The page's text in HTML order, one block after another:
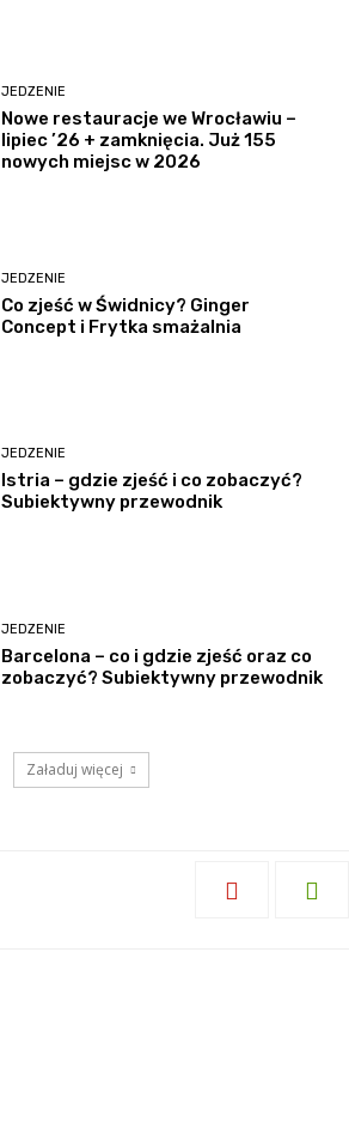
JEDZENIE
Nowe restauracje we Wrocławiu –
lipiec ’26 + zamknięcia. Już 155
nowych miejsc w 2026
JEDZENIE
Co zjeść w Świdnicy? Ginger
Concept i Frytka smażalnia
JEDZENIE
Istria – gdzie zjeść i co zobaczyć?
Subiektywny przewodnik
JEDZENIE
Barcelona – co i gdzie zjeść oraz co
zobaczyć? Subiektywny przewodnik
Załaduj więcej